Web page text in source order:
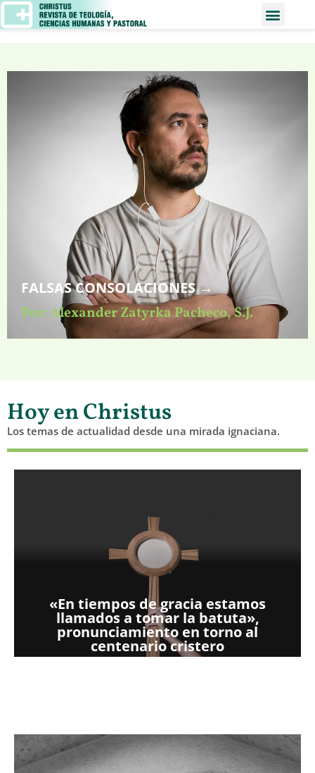
Por: Alexander Zatyrka Pacheco, S.J.
FALSAS CONSOLACIONES →
Hoy en Christus
Los temas de actualidad desde una mirada ignaciana.
«En tiempos de gracia estamos
llamados a tomar la batuta»,
pronunciamiento en torno al
centenario cristero